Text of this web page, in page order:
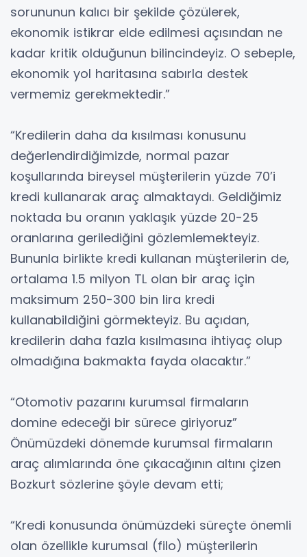
sorununun kalıcı bir şekilde çözülerek,
ekonomik istikrar elde edilmesi açısından ne
kadar kritik olduğunun bilincindeyiz. O sebeple,
ekonomik yol haritasına sabırla destek
vermemiz gerekmektedir.”
“Kredilerin daha da kısılması konusunu
değerlendirdiğimizde, normal pazar
koşullarında bireysel müşterilerin yüzde 70’i
kredi kullanarak araç almaktaydı. Geldiğimiz
noktada bu oranın yaklaşık yüzde 20-25
oranlarına gerilediğini gözlemlemekteyiz.
Bununla birlikte kredi kullanan müşterilerin de,
ortalama 1.5 milyon TL olan bir araç için
maksimum 250-300 bin lira kredi
kullanabildiğini görmekteyiz. Bu açıdan,
kredilerin daha fazla kısılmasına ihtiyaç olup
olmadığına bakmakta fayda olacaktır.”
“Otomotiv pazarını kurumsal firmaların
domine edeceği bir sürece giriyoruz”
Önümüzdeki dönemde kurumsal firmaların
araç alımlarında öne çıkacağının altını çizen
Bozkurt sözlerine şöyle devam etti;
“Kredi konusunda önümüzdeki süreçte önemli
olan özellikle kurumsal (filo) müşterilerin